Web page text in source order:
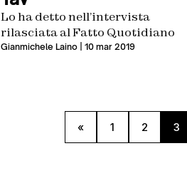
Lo ha detto nell’intervista
rilasciata al Fatto Quotidiano
Gianmichele Laino| 10 mar 2019
« 1 2 3